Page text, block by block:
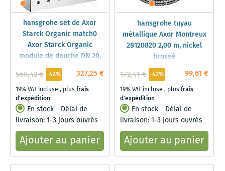
hansgrohe set de Axor
Starck Organic match0
Axor Starck Organic
module de douche DN 20,
chromé
327,25 €
560,42 € -42%
19% VAT incluse , plusfrais
d'expédition
En stock
Délai de
livraison: 1-3 jours ouvrés
Ajouter au panier
hansgrohe tuyau
métallique Axor Montreux
28120820 2,00 m, nickel
brossé
99,61 €
172,41 € -42%
19% VAT incluse , plusfrais
d'expédition
En stock
Délai de
livraison: 1-3 jours ouvrés
Ajouter au panier